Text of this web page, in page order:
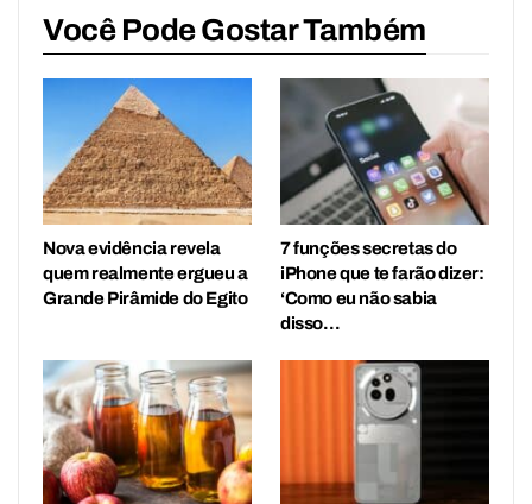
Você Pode Gostar Também
Nova evidência revela
quem realmente ergueu a
Grande Pirâmide do Egito
7 funções secretas do
iPhone que te farão dizer:
‘Como eu não sabia
disso…